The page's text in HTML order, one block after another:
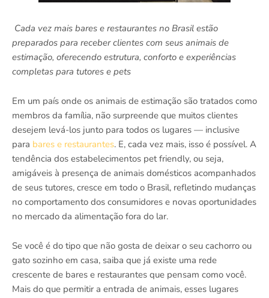
Cada vez mais bares e restaurantes no Brasil estão
preparados para receber clientes com seus animais de
estimação, oferecendo estrutura, conforto e experiências
completas para tutores e pets
Em um país onde os animais de estimação são tratados como
membros da família, não surpreende que muitos clientes
desejem levá-los junto para todos os lugares — inclusive
para bares e restaurantes. E, cada vez mais, isso é possível. A
tendência dos estabelecimentos pet friendly, ou seja,
amigáveis à presença de animais domésticos acompanhados
de seus tutores, cresce em todo o Brasil, refletindo mudanças
no comportamento dos consumidores e novas oportunidades
no mercado da alimentação fora do lar.
Se você é do tipo que não gosta de deixar o seu cachorro ou
gato sozinho em casa, saiba que já existe uma rede
crescente de bares e restaurantes que pensam como você.
Mais do que permitir a entrada de animais, esses lugares